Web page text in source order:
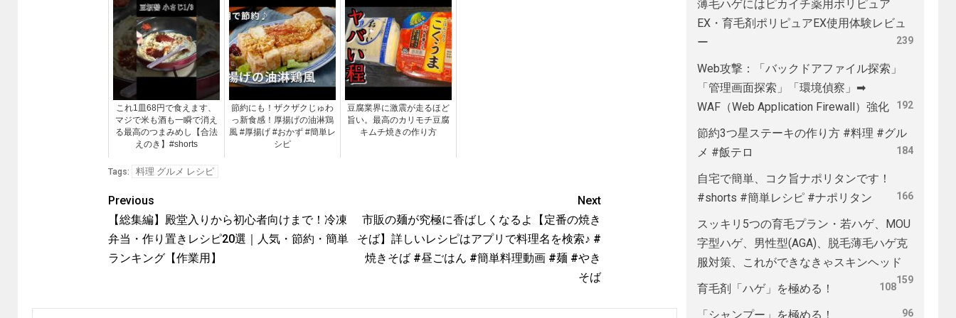
これ1皿68円で食えます、
マジで米も酒も一瞬で消え
る最高のつまみめし【合法
えのき】#shorts
節約にも！ザクザクじゅわ
っ新食感！厚揚げの油淋鶏
風 #厚揚げ #おかず #簡単レ
シピ
豆腐業界に激震が走るほど
旨い。最高のカリモチ豆腐
キムチ焼きの作り方
Tags: 料理 グルメ レシピ
Previous
【総集編】殿堂入りから初心者向けまで！冷凍
弁当・作り置きレシピ20選｜人気・節約・簡単
ランキング【作業用】
Next
市販の麺が究極に香ばしくなるよ【定番の焼き
そば】詳しいレシピはアプリで料理名を検索♪ #
焼きそば #昼ごはん #簡単料理動画 #麺 #やき
そば
薄毛ハゲにはピカイチ薬用ポリピュア
EX・育毛剤ポリピュアEX使用体験レビュ
ー
239
Web攻撃：「バックドアファイル探索」
「管理画面探索」「環境偵察」➡
WAF（Web Application Firewall）強化
192
節約3つ星ステーキの作り方 #料理 #グル
メ #飯テロ
184
自宅で簡単、コク旨ナポリタンです！
#shorts #簡単レシピ #ナポリタン
166
スッキリ5つの育毛プラン・若ハゲ、MOU
字型ハゲ、男性型(AGA)、脱毛薄毛ハゲ克
服対策、これができなきゃスキンヘッド
159
育毛剤「ハゲ」を極める！ 108
「シャンプー」を極める！ 96